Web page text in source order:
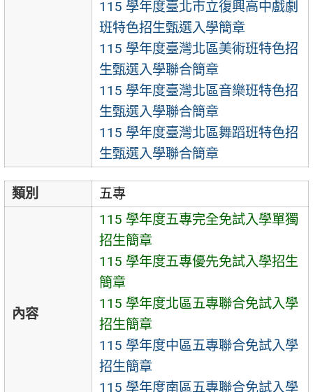
115 學年度臺北市立復興高中戲劇
班特色招生甄選入學簡章
115 學年度臺灣北區美術班特色招
生甄選入學聯合簡章
115 學年度臺灣北區音樂班特色招
生甄選入學聯合簡章
115 學年度臺灣北區舞蹈班特色招
生甄選入學聯合簡章
類別 五專
內容
115 學年度五專完全免試入學單獨
招生簡章
115 學年度五專優先免試入學招生
簡章
115 學年度北區五專聯合免試入學
招生簡章
115 學年度中區五專聯合免試入學
招生簡章
115 學年度南區五專聯合免試入學